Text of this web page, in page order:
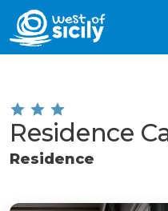
Residence
Residence